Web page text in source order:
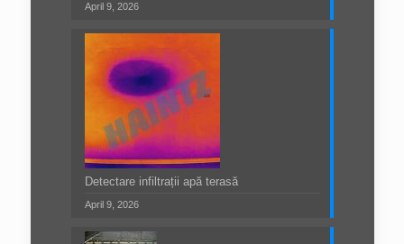
April 9, 2026
Detectare infiltrații apă terasă
April 9, 2026